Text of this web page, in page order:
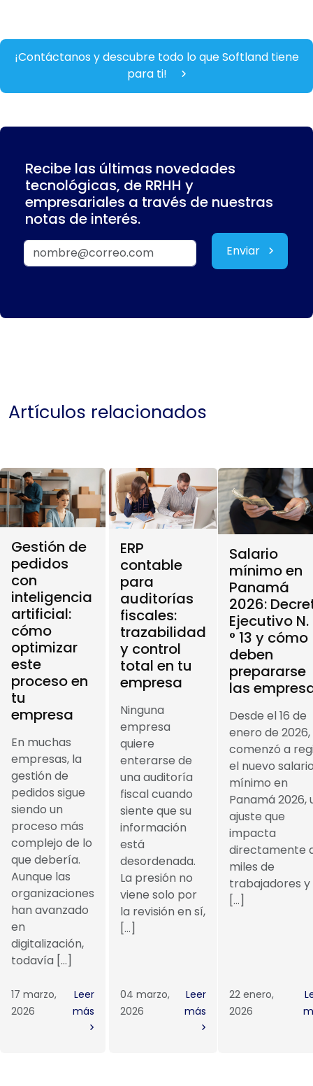
¡Contáctanos y descubre todo lo que Softland tiene
para ti!
Recibe las últimas novedades
tecnológicas, de RRHH y
empresariales a través de nuestras
notas de interés.
Enviar
Artículos relacionados
Gestión de
pedidos
con
inteligencia
artificial:
cómo
optimizar
este
proceso en
tu
empresa
En muchas
empresas, la
gestión de
pedidos sigue
siendo un
proceso más
complejo de lo
que debería.
Aunque las
organizaciones
han avanzado
en
digitalización,
todavía […]
17 marzo,
2026
Leer
más
ERP
contable
para
auditorías
fiscales:
trazabilidad
y control
total en tu
empresa
Ninguna
empresa
quiere
enterarse de
una auditoría
fiscal cuando
siente que su
información
está
desordenada.
La presión no
viene solo por
la revisión en sí,
[…]
04 marzo,
2026
Leer
más
Salario
mínimo en
Panamá
2026:
Ejecutivo N.
° 13 y cómo
deben
prepararse
las
Desde el 16 de
enero de 2026,
comenzó a
el nuevo
mínimo en
Panamá 2026,
ajuste que
impacta
directamente
miles de
trabajadores y
[…]
22 enero,
2026